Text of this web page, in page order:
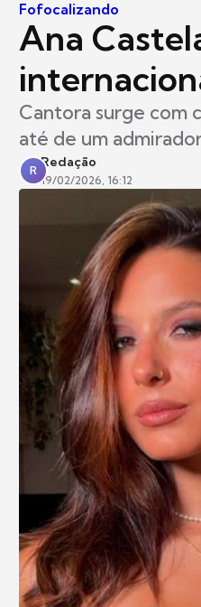
Fofocalizando
Ana
Cantora surge com
até de um
R
Redação
19/02/2026, 16:12